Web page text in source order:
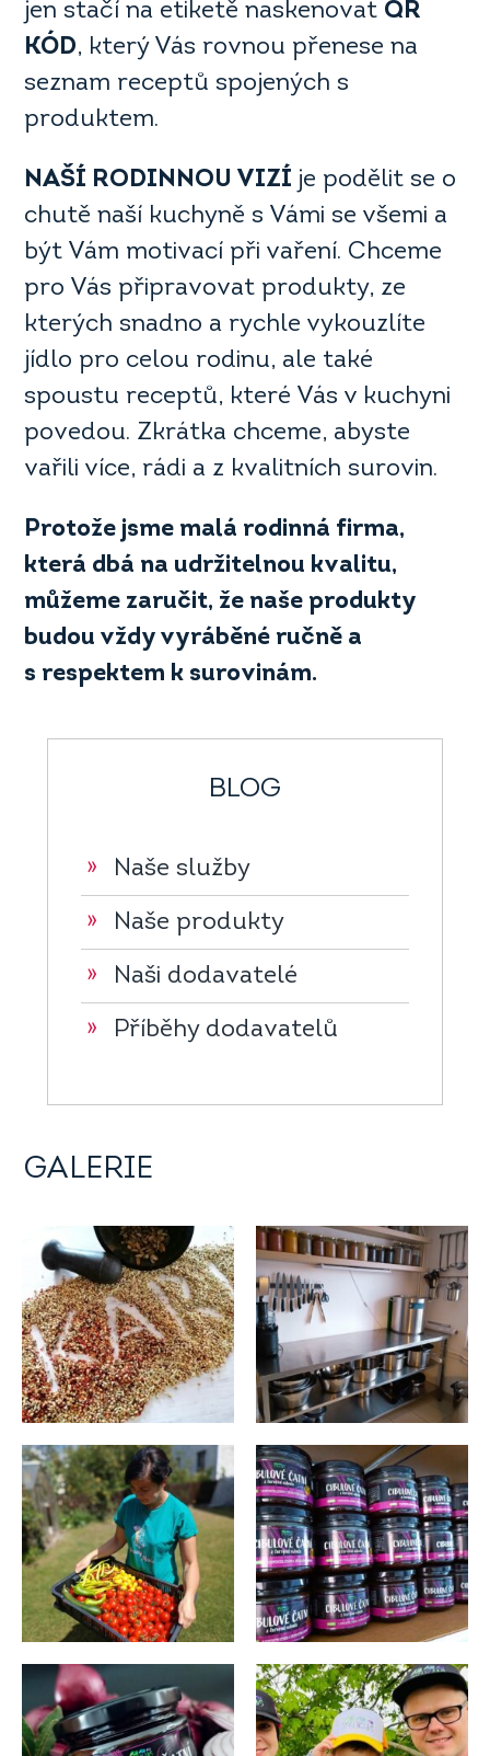
jen stačí na etiketě naskenovat QR
KÓD, který Vás rovnou přenese na
seznam receptů spojených s
produktem.
NAŠÍ RODINNOU VIZÍ je podělit se o
chutě naší kuchyně s Vámi se všemi a
být Vám motivací při vaření. Chceme
pro Vás připravovat produkty, ze
kterých snadno a rychle vykouzlíte
jídlo pro celou rodinu, ale také
spoustu receptů, které Vás v kuchyni
povedou. Zkrátka chceme, abyste
vařili více, rádi a z kvalitních surovin.
Protože jsme malá rodinná firma,
která dbá na udržitelnou kvalitu,
můžeme zaručit, že naše produkty
budou vždy vyráběné ručně a
s respektem k surovinám.
BLOG
» Naše služby
» Naše produkty
» Naši dodavatelé
» Příběhy dodavatelů
GALERIE